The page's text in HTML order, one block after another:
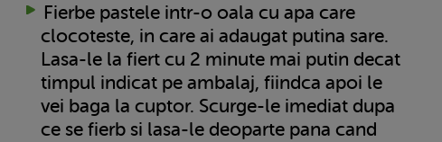
Fierbe pastele intr-o oala cu apa care
clocoteste, in care ai adaugat putina sare.
Lasa-le la fiert cu 2 minute mai putin decat
timpul indicat pe ambalaj, fiindca apoi le
vei baga la cuptor. Scurge-le imediat dupa
ce se fierb si lasa-le deoparte pana cand